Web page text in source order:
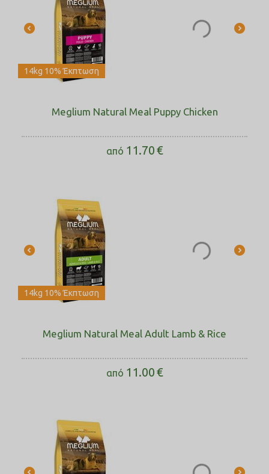
14kg 10% Έκπτωση
Meglium Natural Meal Puppy Chicken
από 11.70€
14kg 10% Έκπτωση
Meglium Natural Meal Adult Lamb & Rice
από 11.00€